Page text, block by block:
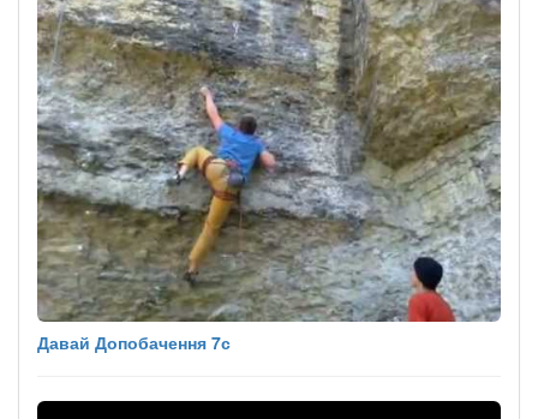
Давай Допобачення 7с